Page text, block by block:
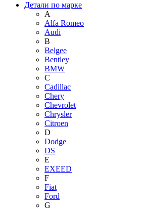
Детали по марке
A
Alfa Romeo
Audi
B
Belgee
Bentley
BMW
C
Cadillac
Chery
Chevrolet
Chrysler
Citroen
D
Dodge
DS
E
EXEED
F
Fiat
Ford
G